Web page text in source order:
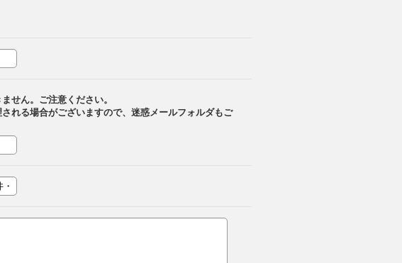
せん。ご注意ください。
れる場合がございますので、迷惑メールフォルダもご